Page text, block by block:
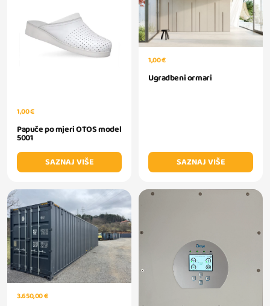
1,00 €
Papuče po mjeri OTOS model
5001
SAZNAJ VIŠE
1,00 €
Ugradbeni ormari
SAZNAJ VIŠE
3.650,00 €